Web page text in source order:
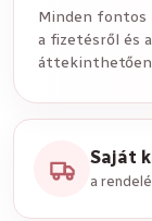
Minden fontos
a fizetésről és
Saját
a